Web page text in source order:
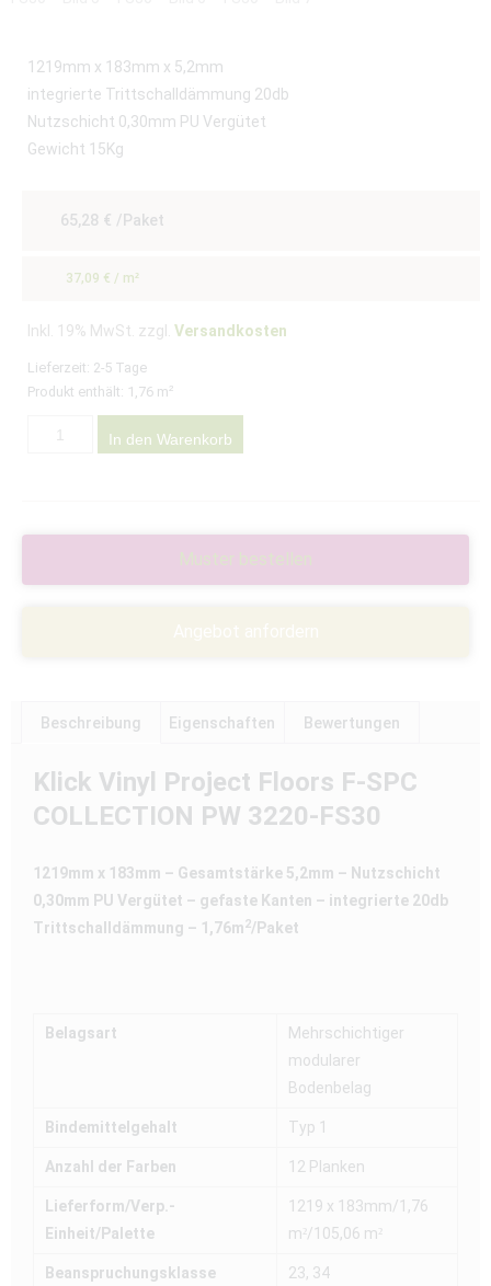
1219mm x 183mm x 5,2mm
integrierte Trittschalldämmung 20db
Nutzschicht 0,30mm PU Vergütet
Gewicht 15Kg
65,28 € /Paket
37,09 € / m²
Inkl. 19% MwSt. zzgl. Versandkosten
Lieferzeit: 2-5 Tage
Produkt enthält: 1,76 m²
In den Warenkorb
Beschreibung Eigenschaften Bewertungen
Klick Vinyl Project Floors F-SPC
COLLECTION PW 3220-FS30
1219mm x 183mm – Gesamtstärke 5,2mm – Nutzschicht
0,30mm PU Vergütet – gefaste Kanten – integrierte 20db
Trittschalldämmung – 1,76m 2/Paket
Belagsart
Mehrschichtiger
modularer
Bodenbelag
Bindemittelgehalt Typ 1
Anzahl der Farben 12 Planken
Lieferform/Verp.-
Einheit/Palette
1219 x 183mm/1,76
m²/105,06 m²
Beanspruchungsklasse 23, 34